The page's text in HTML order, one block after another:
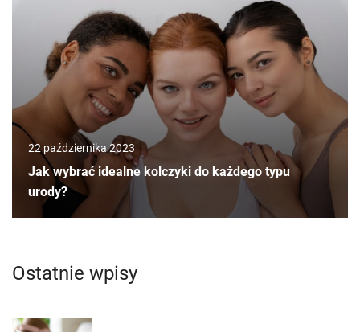
22 października 2023
Jak wybrać idealne kolczyki do każdego typu
urody?
Ostatnie wpisy